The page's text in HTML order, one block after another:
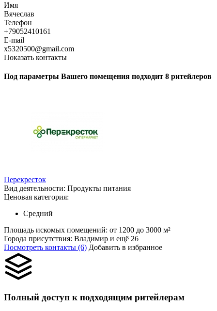
Имя
Вячеслав
Телефон
+79052410161
E-mail
x5320500@gmail.com
Показать контакты
Под параметры Вашего помещения подходит 8 ритейлеров
Перекресток
Вид деятельности: Продукты питания
Ценовая категория:
Средний
Площадь искомых помещений: от 1200 до 3000 м²
Города присутствия: Владимир и ещё 26
Посмотреть контакты (6) Добавить в избранное
Полный доступ к подходящим ритейлерам